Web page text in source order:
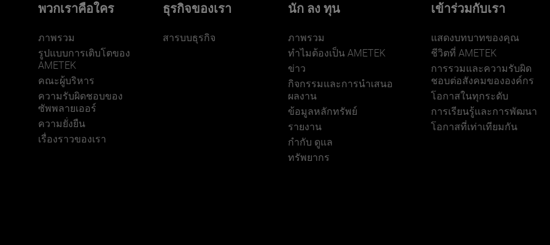
พวกเราคือใคร
ภาพรวม
รูปแบบการเติบโตของ
AMETEK
คณะผู้บริหาร
ความรับผิดชอบของ
ซัพพลายเออร์
ความยั่งยืน
เรื่องราวของเรา
ธุรกิจของเรา
สารบบธุรกิจ
นัก ลง ทุน
ภาพรวม
ทําไมต้องเป็น AMETEK
ข่าว
กิจกรรมและการนําเสนอ
ผลงาน
ข้อมูลหลักทรัพย์
รายงาน
กำกับ ดูแล
ทรัพยากร
เข้าร่วมกับเรา
แสดงบทบาทของคุณ
ชีวิตที่ AMETEK
การรวมและความรับผิด
ชอบต่อสังคมขององค์กร
โอกาสในทุกระดับ
การเรียนรู้และการพัฒนา
โอกาสที่เท่าเทียมกัน